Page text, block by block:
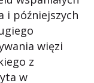
i późniejszych
więzi
z
w